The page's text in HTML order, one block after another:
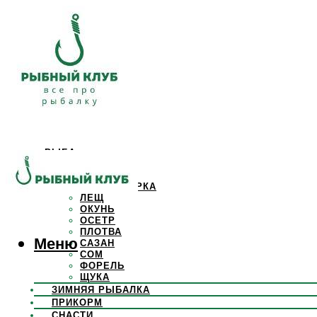
РЫБА
КАРП
КРАСНОПЕРКА
ЛЕЩ
ОКУНЬ
ОСЕТР
ПЛОТВА
САЗАН
СОМ
ФОРЕЛЬ
ЩУКА
ЗИМНЯЯ РЫБАЛКА
ПРИКОРМ
Меню